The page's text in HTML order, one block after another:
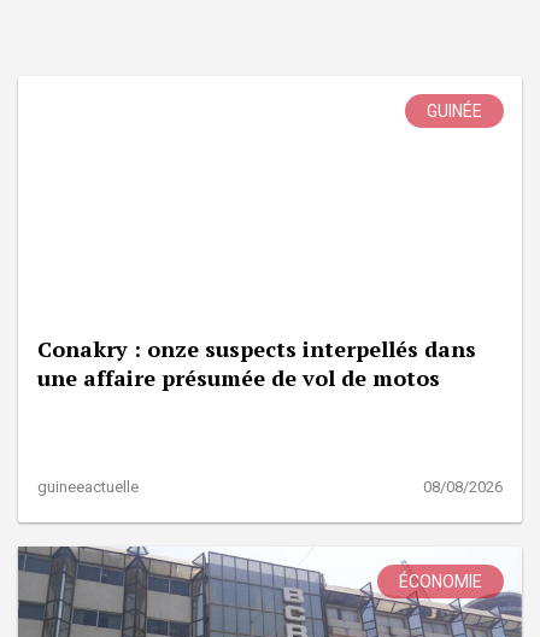
GUINÉE
Conakry : onze suspects interpellés dans
une affaire présumée de vol de motos
guineeactuelle 08/08/2026
ÉCONOMIE